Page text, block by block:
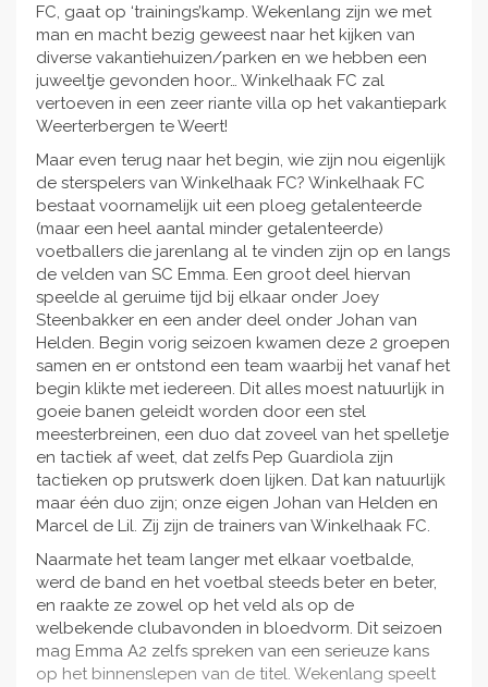
FC, gaat op ‘trainings’kamp. Wekenlang zijn we met
man en macht bezig geweest naar het kijken van
diverse vakantiehuizen/parken en we hebben een
juweeltje gevonden hoor… Winkelhaak FC zal
vertoeven in een zeer riante villa op het vakantiepark
Weerterbergen te Weert!
Maar even terug naar het begin, wie zijn nou eigenlijk
de sterspelers van Winkelhaak FC? Winkelhaak FC
bestaat voornamelijk uit een ploeg getalenteerde
(maar een heel aantal minder getalenteerde)
voetballers die jarenlang al te vinden zijn op en langs
de velden van SC Emma. Een groot deel hiervan
speelde al geruime tijd bij elkaar onder Joey
Steenbakker en een ander deel onder Johan van
Helden. Begin vorig seizoen kwamen deze 2 groepen
samen en er ontstond een team waarbij het vanaf het
begin klikte met iedereen. Dit alles moest natuurlijk in
goeie banen geleidt worden door een stel
meesterbreinen, een duo dat zoveel van het spelletje
en tactiek af weet, dat zelfs Pep Guardiola zijn
tactieken op prutswerk doen lijken. Dat kan natuurlijk
maar één duo zijn; onze eigen Johan van Helden en
Marcel de Lil. Zij zijn de trainers van Winkelhaak FC.
Naarmate het team langer met elkaar voetbalde,
werd de band en het voetbal steeds beter en beter,
en raakte ze zowel op het veld als op de
welbekende clubavonden in bloedvorm. Dit seizoen
mag Emma A2 zelfs spreken van een serieuze kans
op het binnenslepen van de titel. Wekenlang speelt